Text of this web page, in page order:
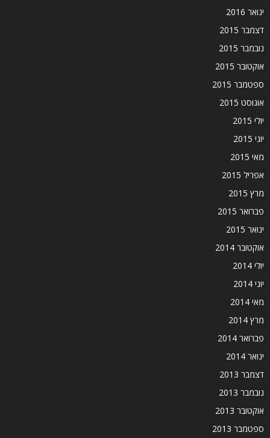
ינואר 2016
דצמבר 2015
נובמבר 2015
אוקטובר 2015
ספטמבר 2015
אוגוסט 2015
יולי 2015
יוני 2015
מאי 2015
אפריל 2015
מרץ 2015
פברואר 2015
ינואר 2015
אוקטובר 2014
יולי 2014
יוני 2014
מאי 2014
מרץ 2014
פברואר 2014
ינואר 2014
דצמבר 2013
נובמבר 2013
אוקטובר 2013
ספטמבר 2013